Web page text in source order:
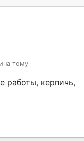
тому
работы, керпичь,